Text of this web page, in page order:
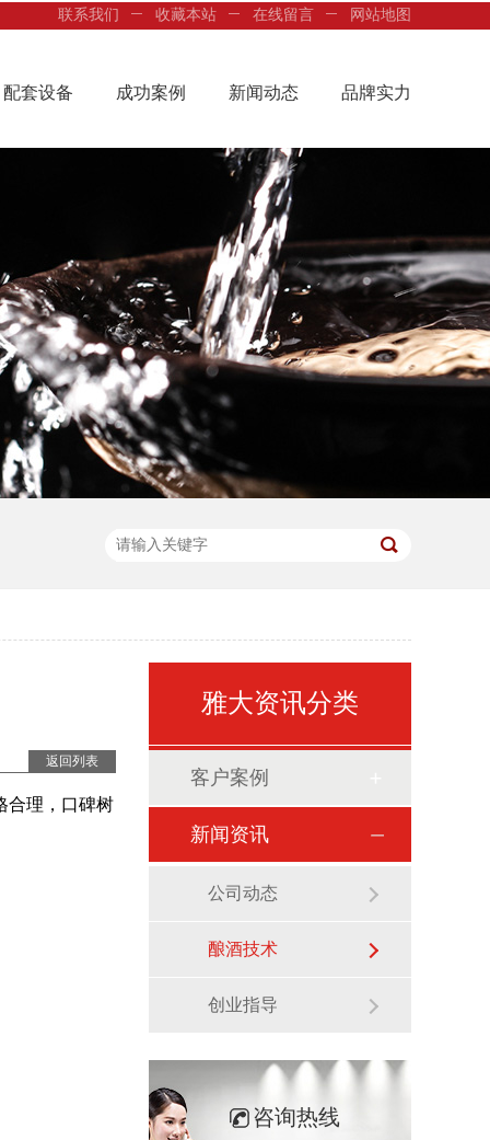
联系我们 收藏本站 在线留言 网站地图
配套设备 成功案例 新闻动态 品牌实力
返回列表
合理，口碑树
雅大资讯分类
客户案例
新闻资讯
公司动态
酿酒技术
创业指导
咨询热线